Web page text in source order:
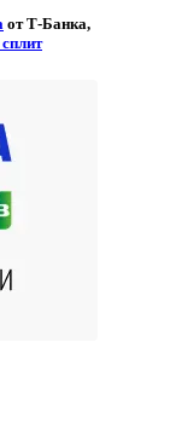
от Т-Банка,